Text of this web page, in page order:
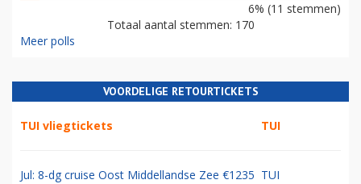
6% (11 stemmen)
Totaal aantal stemmen: 170
Meer polls
VOORDELIGE RETOURTICKETS
TUI vliegtickets TUI
Jul: 8-dg cruise Oost Middellandse Zee €1235 TUI